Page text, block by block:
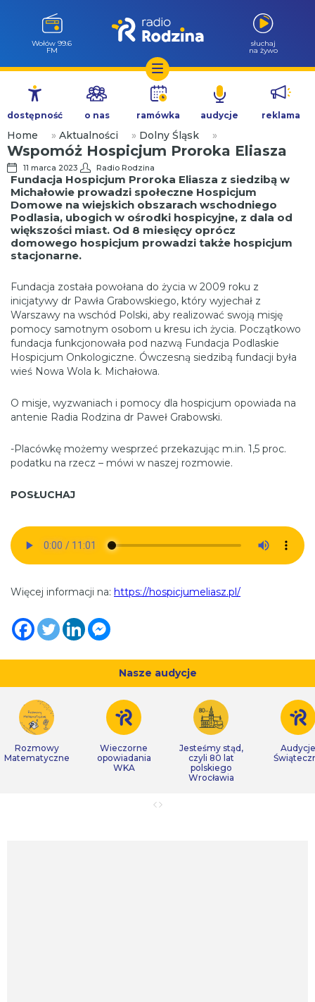
Przejdź
treści
Wołów 99.6
FM
słuchaj
na żywo
dostępność o nas ramówka audycje reklama
Home » Aktualności » Dolny Śląsk »
Wspomóż Hospicjum Proroka Eliasza
11 marca 2023 Radio Rodzina
Fundacja Hospicjum Proroka Eliasza z siedzibą w
Michałowie prowadzi społeczne Hospicjum
Domowe na wiejskich obszarach wschodniego
Podlasia, ubogich w ośrodki hospicyjne, z dala od
większości miast. Od 8 miesięcy oprócz
domowego hospicjum prowadzi także hospicjum
stacjonarne.
Fundacja została powołana do życia w 2009 roku z
inicjatywy dr Pawła Grabowskiego, który wyjechał z
Warszawy na wschód Polski, aby realizować swoją misję
pomocy samotnym osobom u kresu ich życia. Początkowo
fundacja funkcjonowała pod nazwą Fundacja Podlaskie
Hospicjum Onkologiczne. Ówczesną siedzibą fundacji była
wieś Nowa Wola k. Michałowa.
O misje, wyzwaniach i pomocy dla hospicjum opowiada na
antenie Radia Rodzina dr Paweł Grabowski.
-Placówkę możemy wesprzeć przekazując m.in. 1,5 proc.
podatku na rzecz – mówi w naszej rozmowie.
POSŁUCHAJ
Więcej informacji na: https://hospicjumeliasz.pl/
Nasze audycje
Rozmowy
Matematyczne
Wieczorne
opowiadania
WKA
Jesteśmy stąd,
czyli 80 lat
polskiego
Wrocławia
Audycje